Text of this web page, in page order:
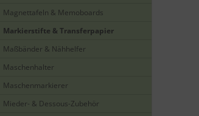
Magnettafeln & Memoboards
Markierstifte & Transferpapier
Maßbänder & Nähhelfer
Maschenhalter
Maschenmarkierer
Mieder- & Dessous-Zubehör